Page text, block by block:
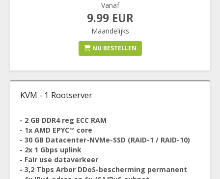
Vanaf
9.99 EUR
Maandelijks
NU BESTELLEN
KVM - 1 Rootserver
- 2 GB DDR4 reg ECC RAM
- 1x AMD EPYC™ core
- 30 GB Datacenter-NVMe-SSD (RAID-1 / RAID-10)
- 2x 1 Gbps uplink
- Fair use dataverkeer
- 3,2 Tbps Arbor DDoS-bescherming permanent